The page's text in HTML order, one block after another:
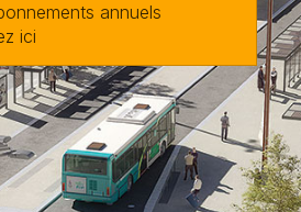
annuels
ici